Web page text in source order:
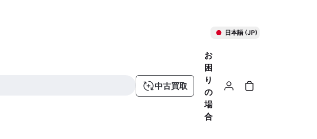
日本語 (JP)
中古買取
お
困
り
の
場
合